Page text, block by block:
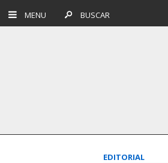
MENU BUSCAR
EDITORIAL